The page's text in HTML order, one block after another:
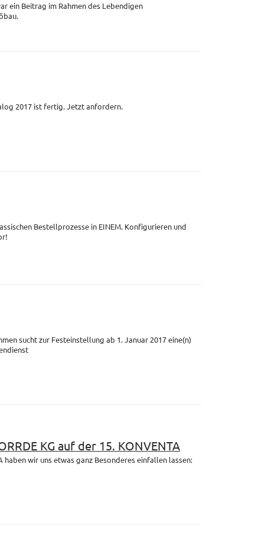
ein Beitrag im Rahmen des Lebendigen
2017 ist fertig. Jetzt anfordern.
Bestellprozesse in EINEM. Konfigurieren und
sucht zur Festeinstellung ab 1. Januar 2017 eine(n)
KG auf der 15. KONVENTA
haben wir uns etwas ganz Besonderes einfallen lassen: